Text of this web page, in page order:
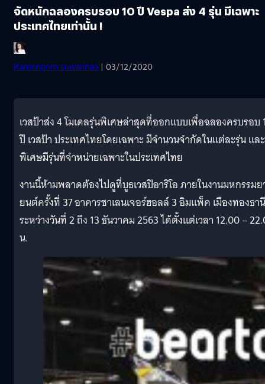
จัดหนักฉลองครบรอบ 10 ปี Vespa ส่ง 4 รุ่น มีเฉพาะ
ประเทศไทยเท่านั้น !
Kamonporn suwannao | 03/12/2020
เวสป้าส่ง 4 โมเดลรุ่นพิเศษล่าสุดที่ออกแบบเพื่อฉลองครบรอบ
ปี เวสป้า ประเทศไทยโดยเฉพาะ มีจำนวนจำกัดในแต่ละรุ่น และ
พิเศษมีรุ่นที่จำหน่ายเฉพาะในประเทศไทย
งานนี้ห้ามพลาดต้องไปดูที่บูธเวสปิอาริโอ ภายในงานมหกรรม
ยนต์ครั้งที่ 37 อาคารชาเลนเจอร์ฮอลล์ 3 อิมแพ็ค เมืองทองธานี
ระหว่างวันที่ 2 ถึง 13 ธันวาคม 2563 ได้ตั้งแต่เวลา 12.00 –
น.